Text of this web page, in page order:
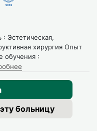
Турции
снижение
клиники также
: Эстетическая,
хирургия Опыт
обучения :
больницу